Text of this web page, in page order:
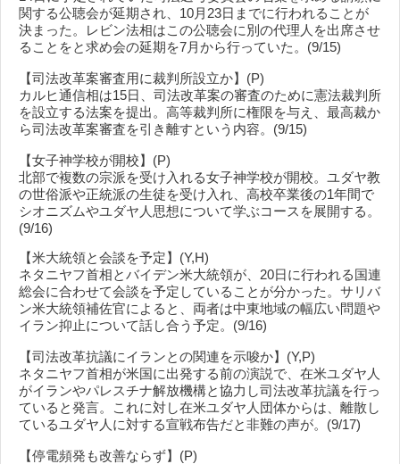
関する公聴会が延期され、10月23日までに行われることが
決まった。レビン法相はこの公聴会に別の代理人を出席させ
ることをと求め会の延期を7月から行っていた。(9/15)
【司法改革案審査用に裁判所設立か】(P)
カルヒ通信相は15日、司法改革案の審査のために憲法裁判所
を設立する法案を提出。高等裁判所に権限を与え、最高裁か
ら司法改革案審査を引き離すという内容。(9/15)
【女子神学校が開校】(P)
北部で複数の宗派を受け入れる女子神学校が開校。ユダヤ教
の世俗派や正統派の生徒を受け入れ、高校卒業後の1年間で
シオニズムやユダヤ人思想について学ぶコースを展開する。
(9/16)
【米大統領と会談を予定】(Y,H)
ネタニヤフ首相とバイデン米大統領が、20日に行われる国連
総会に合わせて会談を予定していることが分かった。サリバ
ン米大統領補佐官によると、両者は中東地域の幅広い問題や
イラン抑止について話し合う予定。(9/16)
【司法改革抗議にイランとの関連を示唆か】(Y,P)
ネタニヤフ首相が米国に出発する前の演説で、在米ユダヤ人
がイランやパレスチナ解放機構と協力し司法改革抗議を行っ
ていると発言。これに対し在米ユダヤ人団体からは、離散し
ているユダヤ人に対する宣戦布告だと非難の声が。(9/17)
【停電頻発も改善ならず】(P)